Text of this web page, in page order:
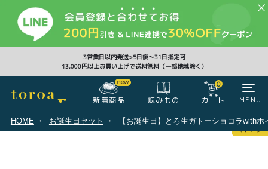
3営業日以内発送>5日後〜31日指定可
13,000円以上お買い上げで送料無料（一部地域除く）
新着商品 読みもの
0
カート MENU
CLOSE
0
HOME お誕生日セット 【お誕生日】とろ生ガトーショコラwithホ